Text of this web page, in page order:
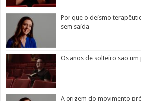
Por que o deísmo
sem saída
Os anos de solteiro são um
A origem do movimento